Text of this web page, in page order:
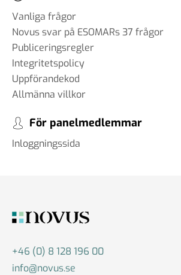
Vanliga frågor
Novus svar på ESOMARs 37 frågor
Publiceringsregler
Integritetspolicy
Uppförandekod
Allmänna villkor
För panelmedlemmar
Inloggningssida
+46 (0) 8 128 196 00
info@novus.se